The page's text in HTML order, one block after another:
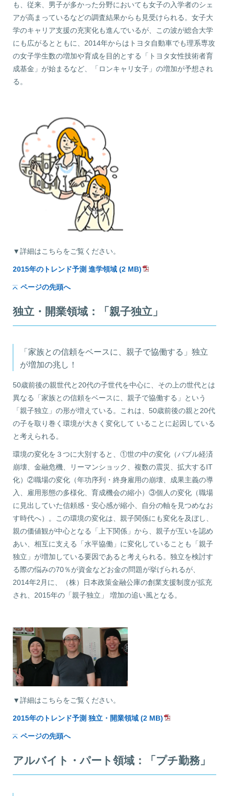
も、従来、男子が多かった分野においても女子の入学者のシェ
アが高まっているなどの調査結果からも見受けられる。女子大
学のキャリア支援の充実化も進んでいるが、この波が総合大学
にも広がるとともに、2014年からはトヨタ自動車でも理系専攻
の女子学生数の増加や育成を目的とする「トヨタ女性技術者育
成基金」が始まるなど、「ロンキャリ女子」の増加が予想され
る。
▼詳細はこちらをご覧ください。
2015年のトレンド予測 進学領域 (2 MB)
ページの先頭へ
独立・開業領域：「親子独立」
「家族との信頼をベースに、親子で協働する」独立
が増加の兆し！
50歳前後の親世代と20代の子世代を中心に、その上の世代とは
異なる「家族との信頼をベースに、親子で協働する」という
「親子独立」の形が増えている。これは、50歳前後の親と20代
の子を取り巻く環境が大きく変化して いることに起因している
と考えられる。
環境の変化を３つに大別すると、①世の中の変化（バブル経済
崩壊、金融危機、リーマンショック、複数の震災、拡大するIT
化）②職場の変化（年功序列・終身雇用の崩壊、成果主義の導
入、雇用形態の多様化、育成機会の縮小）③個人の変化（職場
に見出していた信頼感・安心感が縮小、自分の軸を見つめなお
す時代へ）。この環境の変化は、親子関係にも変化を及ぼし、
親の価値観が中心となる「上下関係」から、親子が互いを認め
あい、相互に支える「水平協働」に変化していることも「親子
独立」が増加している要因であると考えられる。独立を検討す
る際の悩みの70％が資金などお金の問題が挙げられるが、
2014年2月に、（株）日本政策金融公庫の創業支援制度が拡充
され、2015年の「親子独立」 増加の追い風となる。
▼詳細はこちらをご覧ください。
2015年のトレンド予測 独立・開業領域 (2 MB)
ページの先頭へ
アルバイト・パート領域：「プチ勤務」